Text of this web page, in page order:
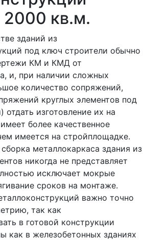
кв.м.
зданий из
под ключ строители обычно
КМ и КМД от
и, при наличии сложных
количество сопряжений,
круглых элементов под
отдать изготовление их на
более качественное
имеется на стройплощадке.
металлокаркаса здания из
никогда не представляет
исключает мокрые
сроков на монтаже.
важно точно
так как
в готовой конструкции
как в железобетонных зданиях